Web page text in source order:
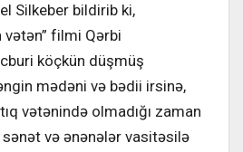
Silkeber bildirib ki,
vətən” filmi Qərbi
köçkün düşmüş
mədəni və bədii irsinə,
vətənində olmadığı zaman
və ənənələr vasitəsilə